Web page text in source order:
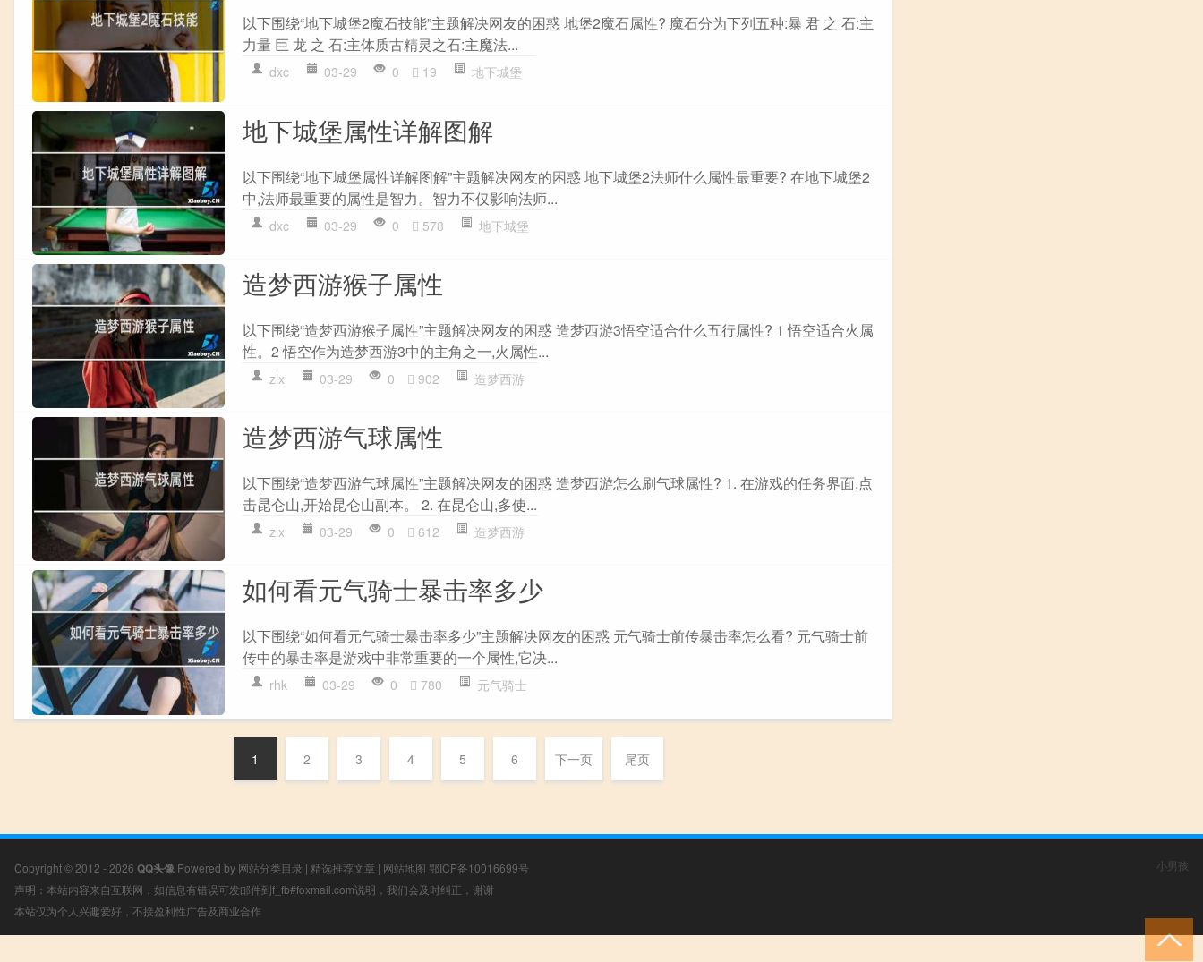
以下围绕“地下城堡2魔石技能”主题解决网友的困惑 地堡2魔石属性? 魔石分为下列五种:暴 君 之 石:主
力量 巨 龙 之 石:主体质古精灵之石:主魔法...
dxc 03-29 0 19 地下城堡
地下城堡属性详解图解
以下围绕“地下城堡属性详解图解”主题解决网友的困惑 地下城堡2法师什么属性最重要? 在地下城堡2
中,法师最重要的属性是智力。智力不仅影响法师...
dxc 03-29 0 578 地下城堡
造梦西游猴子属性
以下围绕“造梦西游猴子属性”主题解决网友的困惑 造梦西游3悟空适合什么五行属性? 1 悟空适合火属
性。2 悟空作为造梦西游3中的主角之一,火属性...
zlx 03-29 0 902 造梦西游
造梦西游气球属性
以下围绕“造梦西游气球属性”主题解决网友的困惑 造梦西游怎么刷气球属性? 1. 在游戏的任务界面,点
击昆仑山,开始昆仑山副本。 2. 在昆仑山,多使...
zlx 03-29 0 612 造梦西游
如何看元气骑士暴击率多少
以下围绕“如何看元气骑士暴击率多少”主题解决网友的困惑 元气骑士前传暴击率怎么看? 元气骑士前
传中的暴击率是游戏中非常重要的一个属性,它决...
rhk 03-29 0 780 元气骑士
1 2 3 4 5 6 下一页 尾页
Copyright © 2012 - 2026 QQ头像 Powered by 网站分类目录 | 精选推荐文章 | 网站地图 鄂ICP备10016699号
声明：本站内容来自互联网，如信息有错误可发邮件到f_fb#foxmail.com说明，我们会及时纠正，谢谢
本站仅为个人兴趣爱好，不接盈利性广告及商业合作
小男孩